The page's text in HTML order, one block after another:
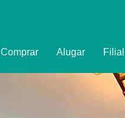
Comprar Alugar
Imóveis
Formulário de